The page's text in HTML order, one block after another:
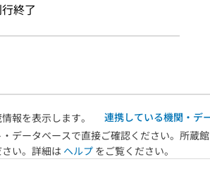
終了
報を表示します。
連携している機関・デ
データベースで直接ご確認ください。所蔵
い。詳細は ヘルプ をご覧ください。